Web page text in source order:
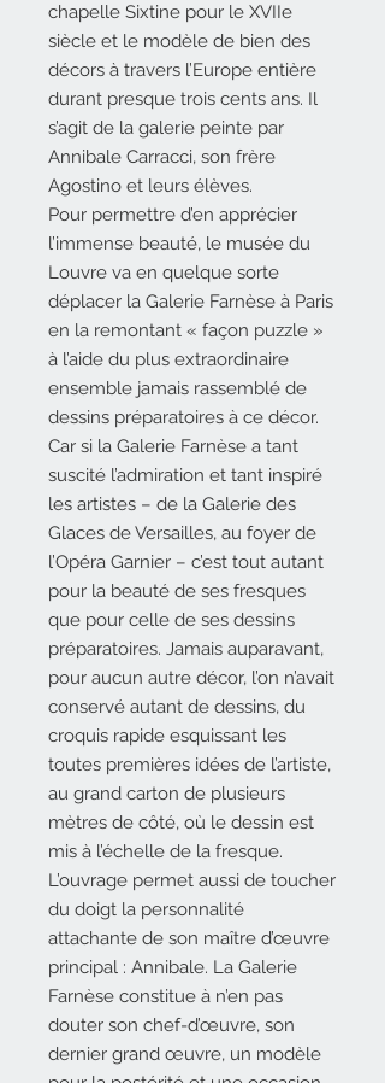
chapelle Sixtine pour le XVIIe
siècle et le modèle de bien des
décors à travers l’Europe entière
durant presque trois cents ans. Il
s’agit de la galerie peinte par
Annibale Carracci, son frère
Agostino et leurs élèves.
Pour permettre d’en apprécier
l’immense beauté, le musée du
Louvre va en quelque sorte
déplacer la Galerie Farnèse à Paris
en la remontant « façon puzzle »
à l’aide du plus extraordinaire
ensemble jamais rassemblé de
dessins préparatoires à ce décor.
Car si la Galerie Farnèse a tant
suscité l’admiration et tant inspiré
les artistes – de la Galerie des
Glaces de Versailles, au foyer de
l’Opéra Garnier – c’est tout autant
pour la beauté de ses fresques
que pour celle de ses dessins
préparatoires. Jamais auparavant,
pour aucun autre décor, l’on n’avait
conservé autant de dessins, du
croquis rapide esquissant les
toutes premières idées de l’artiste,
au grand carton de plusieurs
mètres de côté, où le dessin est
mis à l’échelle de la fresque.
L’ouvrage permet aussi de toucher
du doigt la personnalité
attachante de son maître d’œuvre
principal : Annibale. La Galerie
Farnèse constitue à n’en pas
douter son chef-d’œuvre, son
dernier grand œuvre, un modèle